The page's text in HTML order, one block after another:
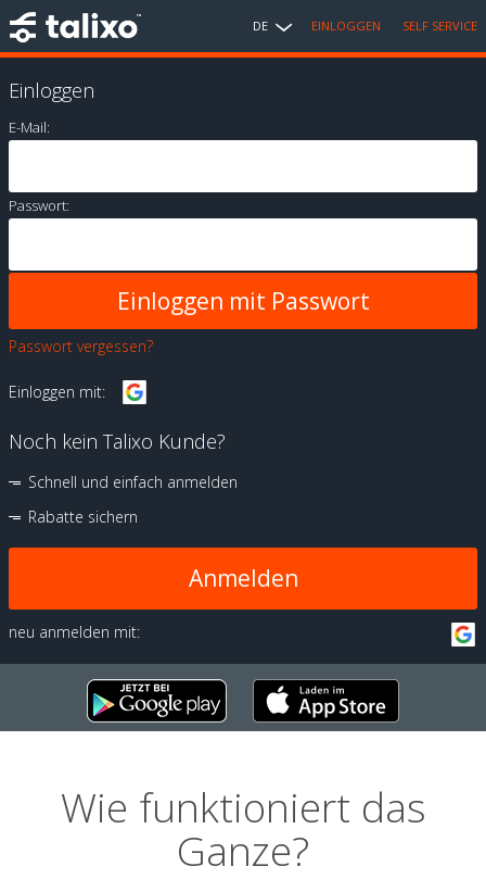
DE EINLOGGEN SELF SERVICE
Einloggen
E-Mail:
Passwort:
Passwort vergessen?
Einloggen mit:
Noch kein Talixo Kunde?
Schnell und einfach anmelden
Rabatte sichern
Anmelden
neu anmelden mit:
Wie funktioniert das
Ganze?